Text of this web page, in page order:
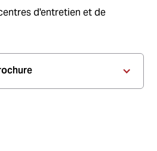
d'entretien et de